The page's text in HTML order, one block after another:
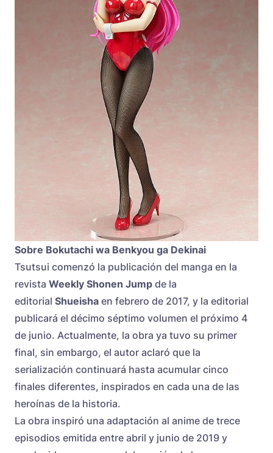
Sobre Bokutachi wa Benkyou ga Dekinai
Tsutsui comenzó la publicación del manga en la
revista Weekly Shonen Jump de la
editorial Shueisha en febrero de 2017, y la editorial
publicará el décimo séptimo volumen el próximo 4
de junio. Actualmente, la obra ya tuvo su primer
final, sin embargo, el autor aclaró que la
serialización continuará hasta acumular cinco
finales diferentes, inspirados en cada una de las
heroínas de la historia.
La obra inspiró una adaptación al anime de trece
episodios emitida entre abril y junio de 2019 y